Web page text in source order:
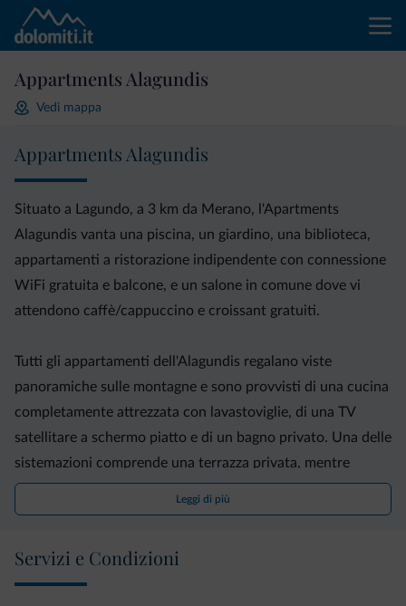
Appartments Alagundis
Vedi mappa
Appartments Alagundis
Situato a Lagundo, a 3 km da Merano, l'Apartments
Alagundis vanta una piscina, un giardino, una biblioteca,
appartamenti a ristorazione indipendente con connessione
WiFi gratuita e balcone, e un salone in comune dove vi
attendono caffè/cappuccino e croissant gratuiti.
Tutti gli appartamenti dell'Alagundis regalano viste
panoramiche sulle montagne e sono provvisti di una cucina
completamente attrezzata con lavastoviglie, di una TV
satellitare a schermo piatto e di un bagno privato. Una delle
sistemazioni comprende una terrazza privata, mentre
alcune sono dotate di bagno con accesso disabili.
L'Appartments Alagundis si trova a 2 km dalla stazione
Leggi di più
Servizi e Condizioni